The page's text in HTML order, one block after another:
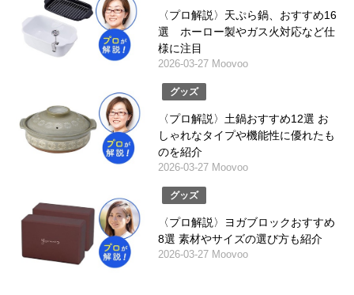
〈プロ解説〉天ぷら鍋、おすすめ16
選 ホーロー製やガス火対応など仕
様に注目
2026-03-27 Moovoo
グッズ
〈プロ解説〉土鍋おすすめ12選 お
しゃれなタイプや機能性に優れたも
のを紹介
2026-03-27 Moovoo
グッズ
〈プロ解説〉ヨガブロックおすすめ
8選 素材やサイズの選び方も紹介
2026-03-27 Moovoo